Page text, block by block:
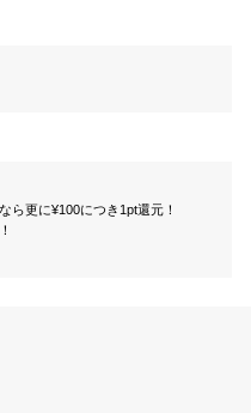
ら更に¥100につき1pt還元！